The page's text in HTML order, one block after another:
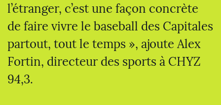
l’étranger, c’est une façon concrète
de faire vivre le baseball des Capitales
partout, tout le temps », ajoute Alex
Fortin, directeur des sports à CHYZ
94,3.